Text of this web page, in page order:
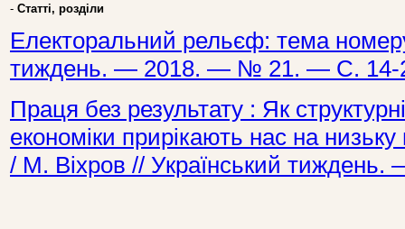
- Статті, розділи
Електоральний рельєф: тема
тиждень. — 2018. — № 21. — С. 14-
Праця без результату : Як
економіки прирікають нас на низьку
/ М. Віхров // Український